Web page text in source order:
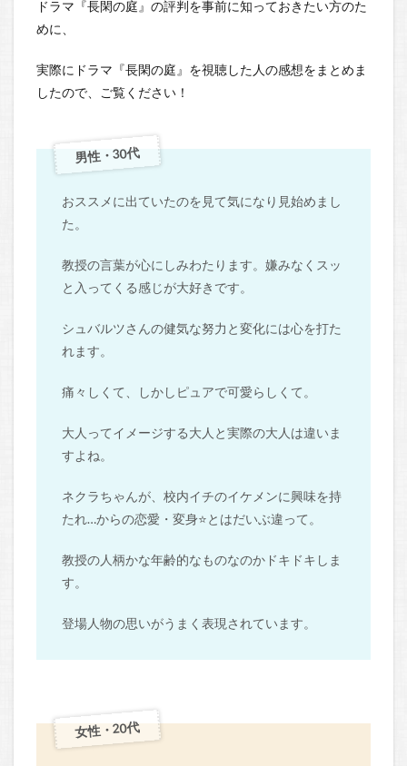
ドラマ『長閑の庭』の評判を事前に知っておきたい方のた
めに、
実際にドラマ『長閑の庭』を視聴した人の感想をまとめま
したので、ご覧ください！
男性・30代
おススメに出ていたのを見て気になり見始めまし
た。
教授の言葉が心にしみわたります。嫌みなくスッ
と入ってくる感じが大好きです。
シュバルツさんの健気な努力と変化には心を打た
れます。
痛々しくて、しかしピュアで可愛らしくて。
大人ってイメージする大人と実際の大人は違いま
すよね。
ネクラちゃんが、校内イチのイケメンに興味を持
たれ…からの恋愛・変身⭐とはだいぶ違って。
教授の人柄かな年齢的なものなのかドキドキしま
す。
登場人物の思いがうまく表現されています。
女性・20代